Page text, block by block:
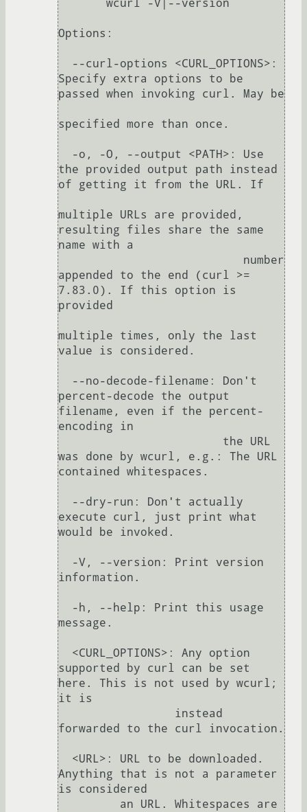
Options:
Specify extra options to be
passed when invoking curl. May be
specified more than once.
the provided output path instead
of getting it from the URL. If
multiple URLs are provided,
resulting files share the same
name with a
appended to the end (curl >=
7.83.0). If this option is
provided
multiple times, only the last
value is considered.
percent-decode the output
filename, even if the percent-
encoding in
was done by wcurl, e.g.: The URL
contained whitespaces.
execute curl, just print what
would be invoked.
information.
message.
supported by curl can be set
here. This is not used by wcurl;
it is
forwarded to the curl invocation.
Anything that is not a parameter
is considered